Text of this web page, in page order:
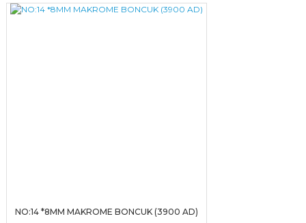
NO:14 *8MM MAKROME BONCUK (3900 AD)